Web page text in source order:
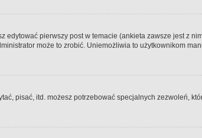
pierwszy post w temacie (ankieta zawsze jest z
może to zrobić. Uniemożliwia to użytkownikom
pisać, itd. możesz potrzebować specjalnych zezwoleń,